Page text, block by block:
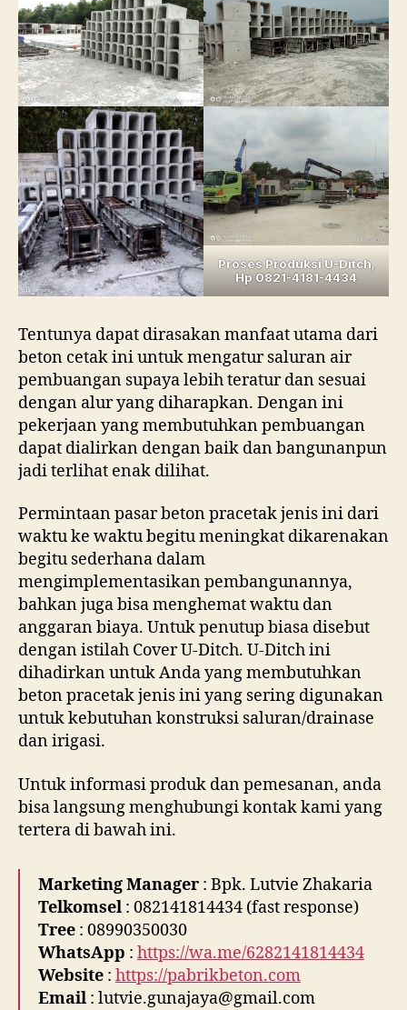
Proses Produksi U-Ditch,
Hp 0821-4181-4434
Tentunya dapat dirasakan manfaat utama dari
beton cetak ini untuk mengatur saluran air
pembuangan supaya lebih teratur dan sesuai
dengan alur yang diharapkan. Dengan ini
pekerjaan yang membutuhkan pembuangan
dapat dialirkan dengan baik dan bangunanpun
jadi terlihat enak dilihat.
Permintaan pasar beton pracetak jenis ini dari
waktu ke waktu begitu meningkat dikarenakan
begitu sederhana dalam
mengimplementasikan pembangunannya,
bahkan juga bisa menghemat waktu dan
anggaran biaya. Untuk penutup biasa disebut
dengan istilah Cover U-Ditch. U-Ditch ini
dihadirkan untuk Anda yang membutuhkan
beton pracetak jenis ini yang sering digunakan
untuk kebutuhan konstruksi saluran/drainase
dan irigasi.
Untuk informasi produk dan pemesanan, anda
bisa langsung menghubungi kontak kami yang
tertera di bawah ini.
Marketing Manager : Bpk. Lutvie Zhakaria
Telkomsel : 082141814434 (fast response)
Tree : 08990350030
WhatsApp : https://wa.me/6282141814434
Website : https://pabrikbeton.com
Email : lutvie.gunajaya@gmail.com